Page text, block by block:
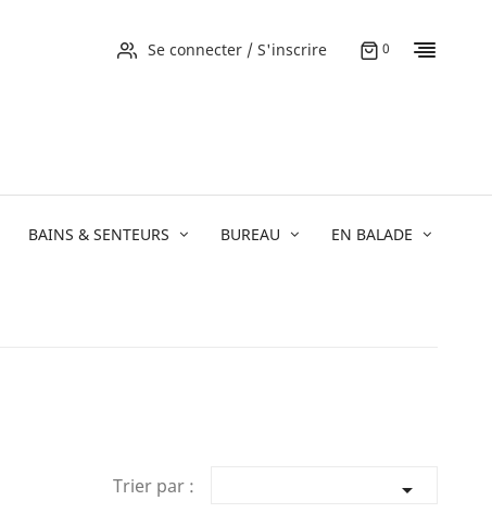
0
Se connecter / S'inscrire
BAINS & SENTEURS BUREAU EN BALADE
Trier par : 